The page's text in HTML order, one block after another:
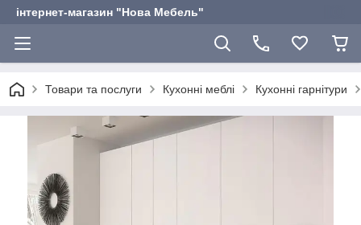
інтернет-магазин "Нова Мебель"
Товари та послуги Кухонні меблі Кухонні гарнітури